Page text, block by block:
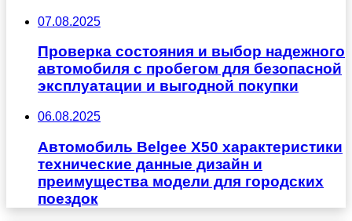
07.08.2025
Проверка состояния и выбор надежного
автомобиля с пробегом для безопасной
эксплуатации и выгодной покупки
06.08.2025
Автомобиль Belgee X50 характеристики
технические данные дизайн и
преимущества модели для городских
поездок